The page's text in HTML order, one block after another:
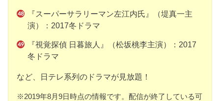
『スーパーサラリーマン左江内氏』（堤真一主
演）：2017冬ドラマ
『視覚探偵 日暮旅人』（松坂桃李主演）：2017
冬ドラマ
など、日テレ系列のドラマが見放題！
※2019年8月9日時点の情報です。配信が終了している可